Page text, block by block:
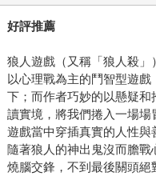
好評推薦
狼人遊戲（又稱「狼人殺
以心理戰為主的鬥智型遊
下；而作者巧妙的以懸疑
讀實境，將我們捲入一場
遊戲當中穿插真實的人性
隨著狼人的神出鬼沒而膽
燒腦交鋒，不到最後關頭